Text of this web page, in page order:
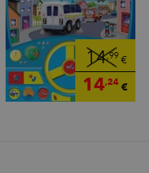
14,99 €
14,24€